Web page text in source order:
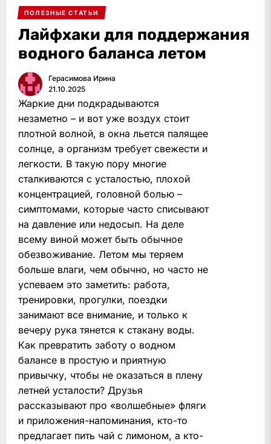
ПОЛЕЗНЫЕ СТАТЬИ
Лайфхаки для поддержания
водного баланса летом
Герасимова Ирина
21.10.2025
Жаркие дни подкрадываются
незаметно – и вот уже воздух стоит
плотной волной, в окна льется палящее
солнце, а организм требует свежести и
легкости. В такую пору многие
сталкиваются с усталостью, плохой
концентрацией, головной болью –
симптомами, которые часто списывают
на давление или недосып. На деле
всему виной может быть обычное
обезвоживание. Летом мы теряем
больше влаги, чем обычно, но часто не
успеваем это заметить: работа,
тренировки, прогулки, поездки
занимают все внимание, и только к
вечеру рука тянется к стакану воды.
Как превратить заботу о водном
балансе в простую и приятную
привычку, чтобы не оказаться в плену
летней усталости? Друзья
рассказывают про «волшебные» фляги
и приложения-напоминания, кто-то
предлагает пить чай с лимоном, а кто-